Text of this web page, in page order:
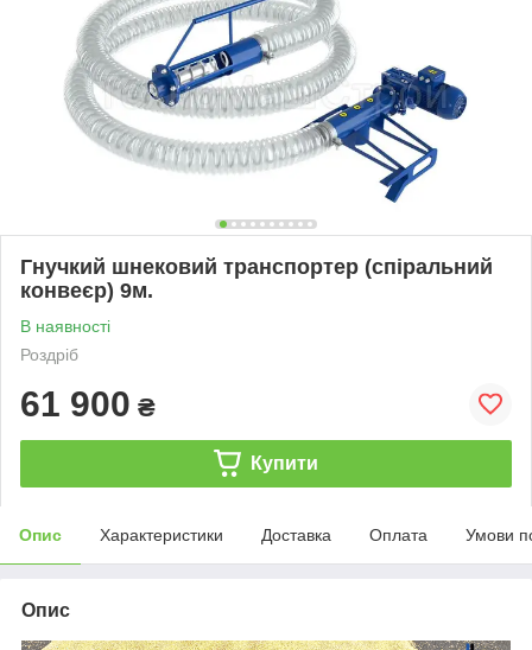
Гнучкий шнековий транспортер (спіральний
конвеєр) 9м.
В наявності
Роздріб
61 900 ₴
Купити
Опис Характеристики Доставка Оплата Умови
Опис